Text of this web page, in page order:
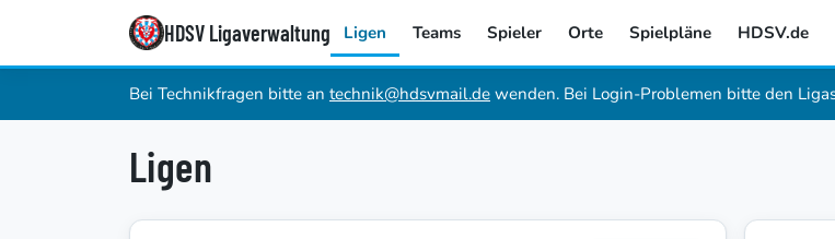
HDSV Ligaverwaltung Ligen Teams Spieler Orte Spielpläne HDSV.de
Bei Technikfragen bitte an technik@hdsvmail.de wenden. Bei Login-Problemen bitte den
Ligen